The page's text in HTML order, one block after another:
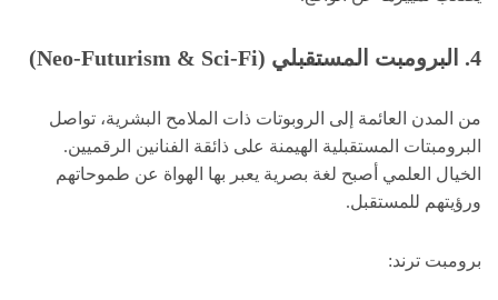
4. البرومبت المستقبلي (Neo-Futurism & Sci-Fi)
من المدن العائمة إلى الروبوتات ذات الملامح البشرية، تواصل
البرومبتات المستقبلية الهيمنة على ذائقة الفنانين الرقميين.
الخيال العلمي أصبح لغة بصرية يعبر بها الهواة عن طموحاتهم
ورؤيتهم للمستقبل.
برومبت ترند: